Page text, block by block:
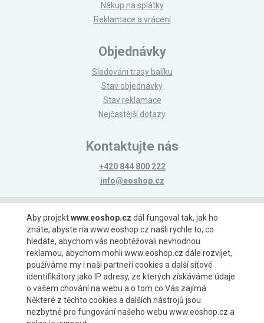
Nákup na splátky
Reklamace a vrácení
Objednávky
Sledování trasy balíku
Stav objednávky
Stav reklamace
Nejčastější dotazy
Kontaktujte nás
+420 844 800 222
info@eoshop.cz
Možnosti platby
Možnosti dopravy
Aby projektwww.eoshop.cz dál fungoval tak, jak ho
znáte, abyste na www.eoshop.cz našli rychle to, co
hledáte, abychom vás neobtěžovali nevhodnou
reklamou, abychom mohli www.eoshop.cz dále rozvíjet,
používáme my i naši partneři cookies a další síťové
identifikátory jako IP adresy, ze kterých získáváme údaje
o vašem chování na webu a o tom co Vás zajímá.
Některé z těchto cookies a dalších nástrojů jsou
nezbytné pro fungování našeho webu www.eoshop.cz a